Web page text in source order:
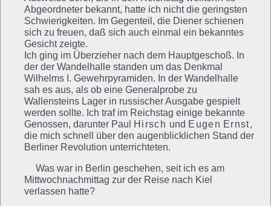
Abgeordneter bekannt, hatte ich nicht die geringsten
Schwierigkeiten. Im Gegenteil, die Diener schienen
sich zu freuen, daß sich auch einmal ein bekanntes
Gesicht zeigte.
Ich ging im Überzieher nach dem Hauptgeschoß. In
der der Wandelhalle standen um das Denkmal
Wilhelms I. Gewehrpyramiden. In der Wandelhalle
sah es aus, als ob eine Generalprobe zu
Wallensteins Lager in russischer Ausgabe gespielt
werden sollte. Ich traf im Reichstag einige bekannte
Genossen, darunter Paul
Hirsch und Eugen Ernst,
die mich schnell über den augenblicklichen Stand der
Berliner Revolution unterrichteten.
Was war in Berlin geschehen, seit ich es am
Mittwochnachmittag zur der Reise nach Kiel
verlassen hatte?